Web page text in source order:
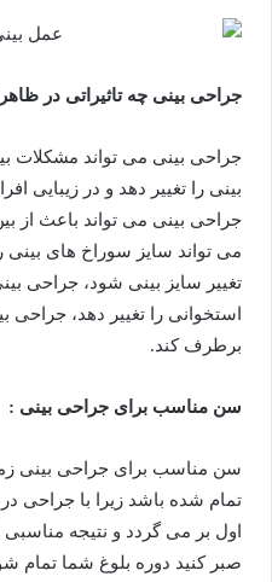
جراحی بینی چه تاثیراتی در ظاهر
جراحی بینی می تواند مشکلات
بینی را تغییر دهد و در زیبایی
جراحی بینی می تواند باعث از
می تواند سایز سوراخ های بینی
تغییر سایز بینی شود، جراحی
استخوانی را تغییر دهد، جراحی
برطرف کند.
سن مناسب برای جراحی بینی :
سن مناسب برای جراحی بینی
تمام شده باشد زیرا با جراحی
اول بر می گردد و نتیجه مناسبی
صبر کنید دوره بلوغ شما